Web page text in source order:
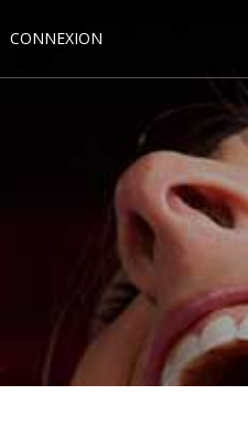
CONNEXION